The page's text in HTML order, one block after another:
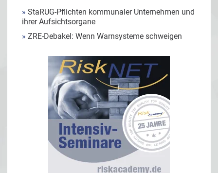
» StaRUG-Pflichten kommunaler Unternehmen und
ihrer Aufsichtsorgane
» ZRE-Debakel: Wenn Warnsysteme schweigen